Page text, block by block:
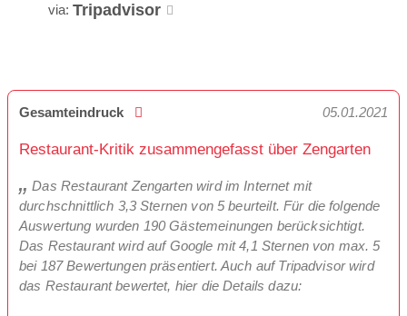
via: Tripadvisor
Gesamteindruck 05.01.2021
Restaurant-Kritik zusammengefasst über Zengarten
Das Restaurant Zengarten wird im Internet mit
durchschnittlich 3,3 Sternen von 5 beurteilt. Für die folgende
Auswertung wurden 190 Gästemeinungen berücksichtigt.
Das Restaurant wird auf Google mit 4,1 Sternen von max. 5
bei 187 Bewertungen präsentiert. Auch auf Tripadvisor wird
das Restaurant bewertet, hier die Details dazu: